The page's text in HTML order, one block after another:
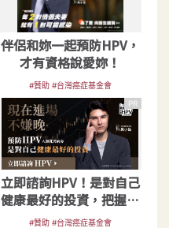
伴侶和妳一起預防HPV，
才有資格說愛妳！
#贊助 #台灣癌症基金會
PR
立即諮詢HPV！是對自己
健康最好的投資，把握現
在不嫌晚！
#贊助 #台灣癌症基金會